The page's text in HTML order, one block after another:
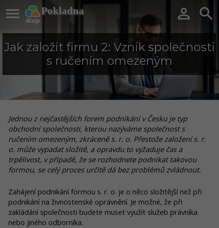
Pokladna
  
Jak založit firmu 2: Vznik společnosti
s ručením omezeným
Jednou z nejčastějších forem podnikání v Česku je typ
obchodní společnosti, kterou nazýváme společnost s
ručením omezeným, zkráceně s. r. o. Přestože založení s. r.
o. může vypadat složitě, a opravdu to vyžaduje čas a
trpělivost, v případě, že se rozhodnete podnikat takovou
formou, se celý proces určitě dá bez problémů zvládnout.
Zahájení podnikání formou s. r. o. je o něco složitější než při
podnikání na živnostenské oprávnění. Je možné, že při
zakládání společnosti budete muset využít služeb právníka
nebo jiného odborníka.